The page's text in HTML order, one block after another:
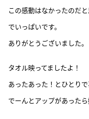
この感動はなかったのだ
でいっぱいです。
ありがとうございました。
タオル映ってましたよ！
あったあった！とひとりで
でーんとアップがあった